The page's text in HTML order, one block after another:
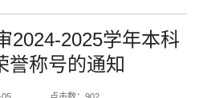
2024-2025学年本科
誉称号的通知